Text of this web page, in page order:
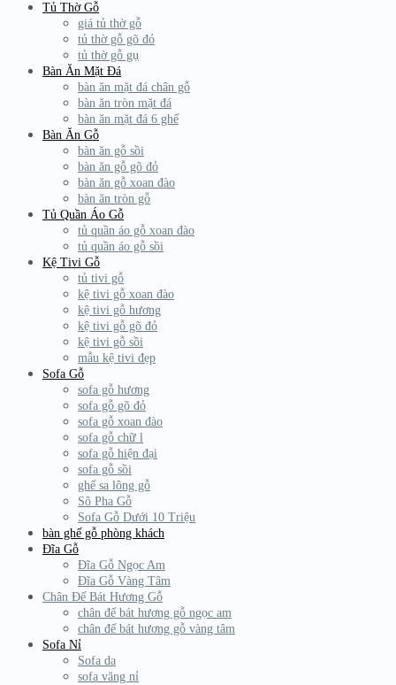
Tủ Thờ Gỗ
giá tủ thờ gỗ
tủ thờ gỗ gõ đỏ
tủ thờ gỗ gụ
Bàn Ăn Mặt Đá
bàn ăn mặt đá chân gỗ
bàn ăn tròn mặt đá
bàn ăn mặt đá 6 ghế
Bàn Ăn Gỗ
bàn ăn gỗ sồi
bàn ăn gỗ gõ đỏ
bàn ăn gỗ xoan đào
bàn ăn tròn gỗ
Tủ Quần Áo Gỗ
tủ quần áo gỗ xoan đào
tủ quần áo gỗ sồi
Kệ Tivi Gỗ
tủ tivi gỗ
kệ tivi gỗ xoan đào
kệ tivi gỗ hương
kệ tivi gỗ gõ đỏ
kệ tivi gỗ sồi
mẫu kệ tivi đẹp
Sofa Gỗ
sofa gỗ hương
sofa gỗ gõ đỏ
sofa gỗ xoan đào
sofa gỗ chữ l
sofa gỗ hiện đại
sofa gỗ sồi
ghế sa lông gỗ
Sô Pha Gỗ
Sofa Gỗ Dưới 10 Triệu
bàn ghế gỗ phòng khách
Đĩa Gỗ
Đĩa Gỗ Ngọc Am
Đĩa Gỗ Vàng Tâm
Chân Đế Bát Hương Gỗ
chân đế bát hương gỗ ngọc am
chân đế bát hương gỗ vàng tâm
Sofa Nỉ
Sofa da
sofa văng nỉ